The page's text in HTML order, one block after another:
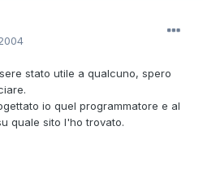
stato utile a qualcuno, spero
io quel programmatore e al
quale sito l'ho trovato.